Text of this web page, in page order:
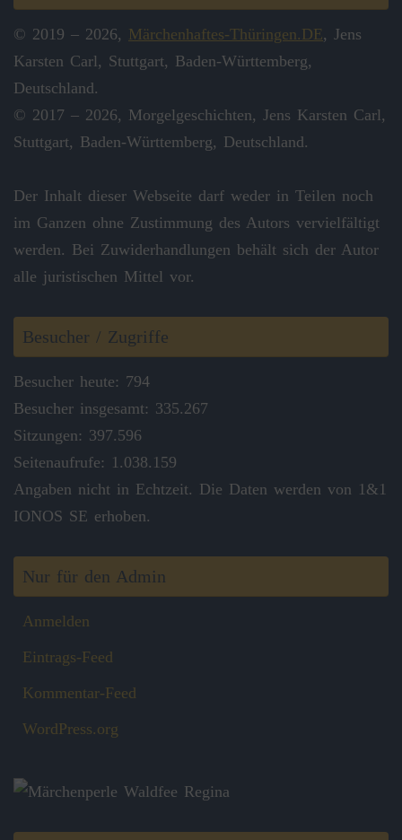
© 2019 – 2026, Märchenhaftes-Thüringen.DE, Jens
Karsten Carl, Stuttgart, Baden-Württemberg,
Deutschland.
© 2017 – 2026, Morgelgeschichten, Jens Karsten Carl,
Stuttgart, Baden-Württemberg, Deutschland.
Der Inhalt dieser Webseite darf weder in Teilen noch
im Ganzen ohne Zustimmung des Autors vervielfältigt
werden. Bei Zuwiderhandlungen behält sich der Autor
alle juristischen Mittel vor.
Besucher / Zugriffe
Besucher heute: 794
Besucher insgesamt: 335.267
Sitzungen: 397.596
Seitenaufrufe: 1.038.159
Angaben nicht in Echtzeit. Die Daten werden von 1&1
IONOS SE erhoben.
Nur für den Admin
Anmelden
Eintrags-Feed
Kommentar-Feed
WordPress.org